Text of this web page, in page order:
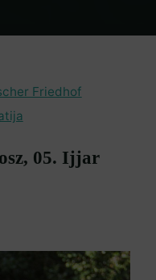
Friedhof
05. Ijjar